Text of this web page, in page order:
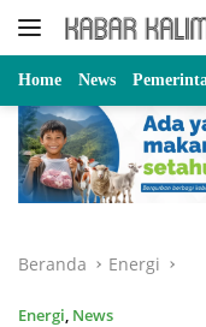
Langsung
Home News
Beranda Energi
Energi, News